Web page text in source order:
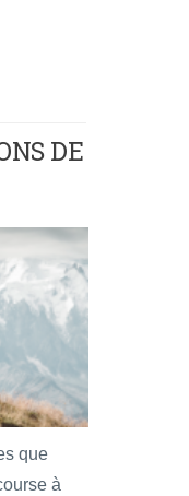
DE
que
à